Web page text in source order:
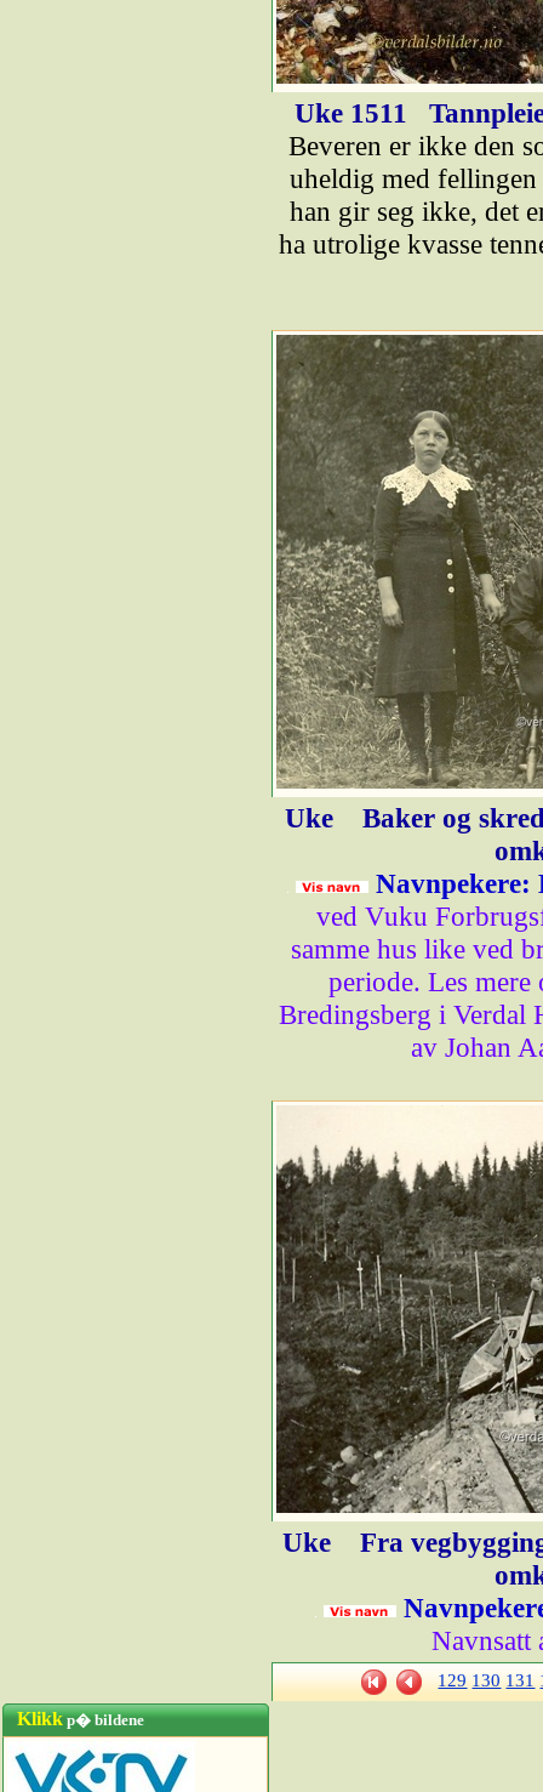
Uke 1511
Beveren er ikke den
uheldig med
han gir seg ikke, det
ha utrolige kvasse
Uke
Baker og
Navnpekere:
ved Vuku
samme hus like ved
periode. Les
Bredingsberg i Verdal
av Johan
Uke
Fra
Navnsatt
129 130 131
Klikkp� bildene